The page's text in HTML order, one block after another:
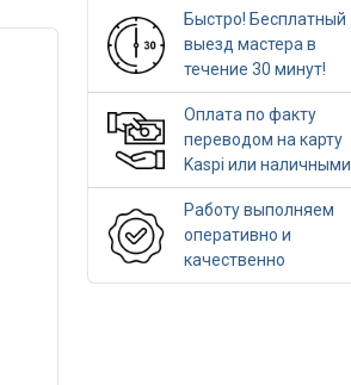
Быстро! Бесплатный
выезд мастера в
течение 30 минут!
Оплата по факту
переводом на карту
Kaspi или наличными
Работу выполняем
оперативно и
качественно